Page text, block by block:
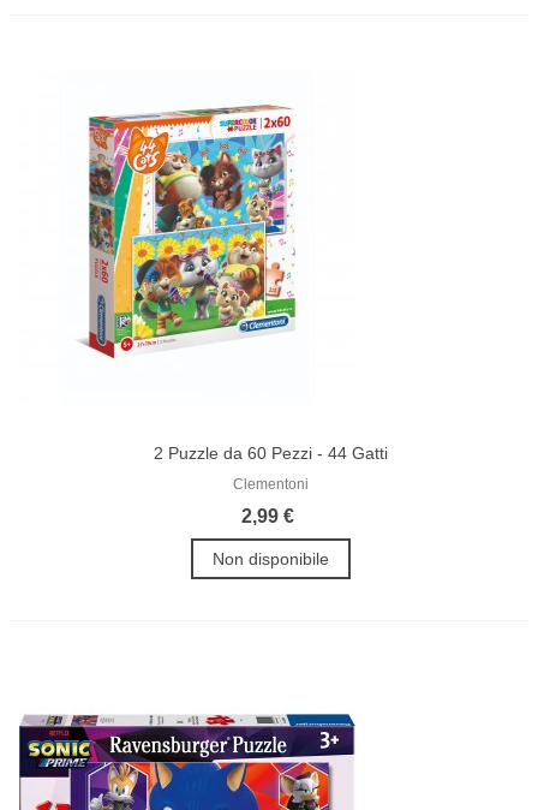
2 Puzzle da 60 Pezzi - 44 Gatti
Clementoni
2,99 €
Non disponibile